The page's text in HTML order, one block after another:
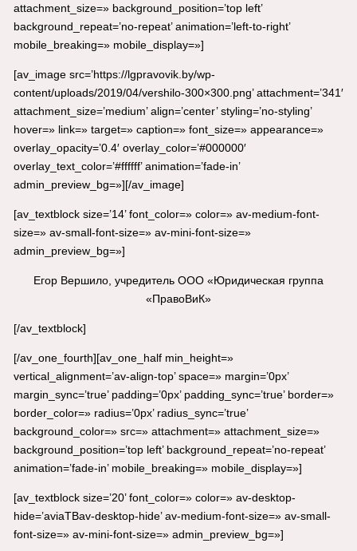
attachment_size=» background_position=’top left’
background_repeat=’no-repeat’ animation=’left-to-right’
mobile_breaking=» mobile_display=»]
[av_image src=’https://lgpravovik.by/wp-
content/uploads/2019/04/vershilo-300×300.png’ attachment=’341′
attachment_size=’medium’ align=’center’ styling=’no-styling’
hover=» link=» target=» caption=» font_size=» appearance=»
overlay_opacity=’0.4′ overlay_color=’#000000′
overlay_text_color=’#ffffff’ animation=’fade-in’
admin_preview_bg=»][/av_image]
[av_textblock size=’14’ font_color=» color=» av-medium-font-
size=» av-small-font-size=» av-mini-font-size=»
admin_preview_bg=»]
Егор Вершило, учредитель ООО «Юридическая группа
«ПравоВиК»
[/av_textblock]
[/av_one_fourth][av_one_half min_height=»
vertical_alignment=’av-align-top’ space=» margin=’0px’
margin_sync=’true’ padding=’0px’ padding_sync=’true’ border=»
border_color=» radius=’0px’ radius_sync=’true’
background_color=» src=» attachment=» attachment_size=»
background_position=’top left’ background_repeat=’no-repeat’
animation=’fade-in’ mobile_breaking=» mobile_display=»]
[av_textblock size=’20’ font_color=» color=» av-desktop-
hide=’aviaTBav-desktop-hide’ av-medium-font-size=» av-small-
font-size=» av-mini-font-size=» admin_preview_bg=»]